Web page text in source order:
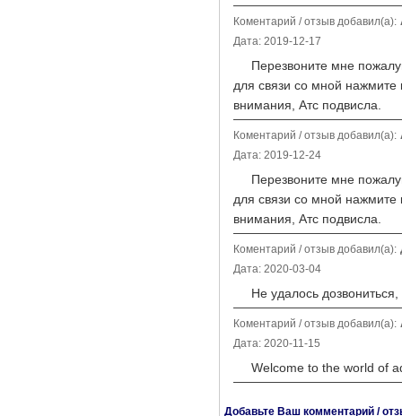
Коментарий / отзыв добавил(а):
Дата: 2019-12-17
Перезвоните мне
для связи со мной нажмите
внимания, Атс подвисла.
Коментарий / отзыв добавил(а):
Дата: 2019-12-24
Перезвоните мне
для связи со мной нажмите
внимания, Атс подвисла.
Коментарий / отзыв добавил(а):
Дата: 2020-03-04
Не удалось
Коментарий / отзыв добавил(а):
Дата: 2020-11-15
Welcome to the world of
Добавьте Ваш комментарий /